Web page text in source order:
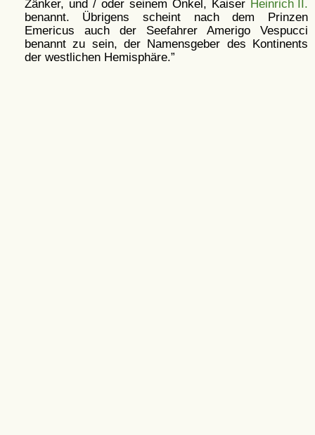
Zänker, und / oder seinem Onkel, Kaiser Heinrich II.
benannt. Übrigens scheint nach dem Prinzen
Emericus auch der Seefahrer Amerigo Vespucci
benannt zu sein, der Namensgeber des Kontinents
der westlichen Hemisphäre.